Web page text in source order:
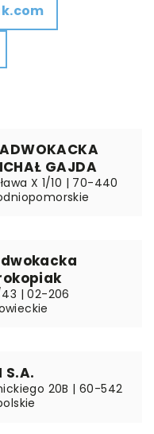
GAJDA
X 1/10 | 70-440
43 | 02-206
S.A.
20B | 60-542